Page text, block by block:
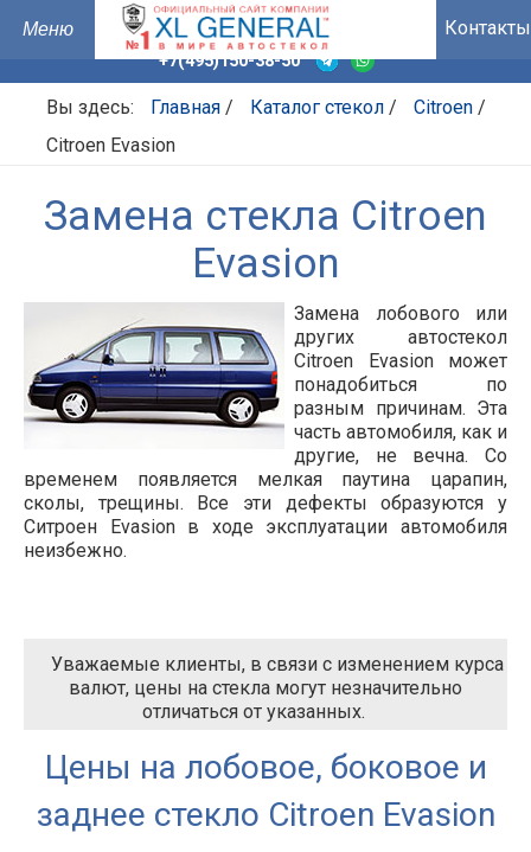
Контакты
+7(495)150-38-50
Вы здесь: Главная / Каталог стекол / Citroen /
Citroen Evasion
Замена стекла Citroen
Evasion
Замена лобового или
других автостекол
Citroen Evasion может
понадобиться по
разным причинам. Эта
часть автомобиля, как и
другие, не вечна. Со
временем появляется мелкая паутина царапин,
сколы, трещины. Все эти дефекты образуются у
Ситроен Evasion в ходе эксплуатации автомобиля
неизбежно.
Уважаемые клиенты, в связи с изменением курса
валют, цены на стекла могут незначительно
отличаться от указанных.
Цены на лобовое, боковое и
заднее стекло Citroen Evasion